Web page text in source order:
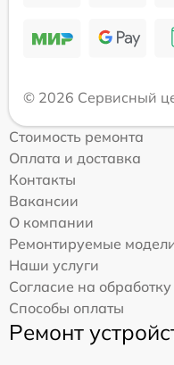
© 2026 Сервисный
Стоимость ремонта
Оплата и доставка
Контакты
Вакансии
О компании
Ремонтируемые
Наши услуги
Согласие на
Способы оплаты
Ремонт